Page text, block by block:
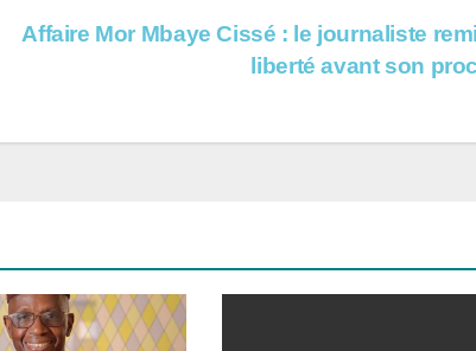
Affaire Mor Mbaye Cissé : le journaliste
liberté avant son